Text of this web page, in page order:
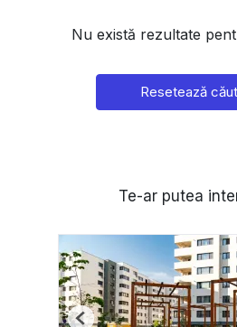
Nu există rezultate
Resetează
Te-ar putea